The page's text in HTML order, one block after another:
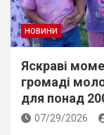
НОВИНИ
Яскраві
громаді
для понад
07/29/2026